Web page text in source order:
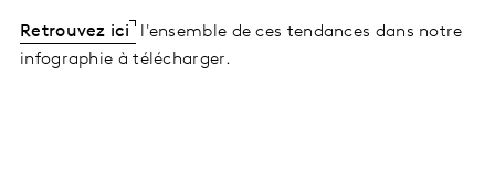
Retrouvez ici l'ensemble de ces tendances dans notre
infographie à télécharger.